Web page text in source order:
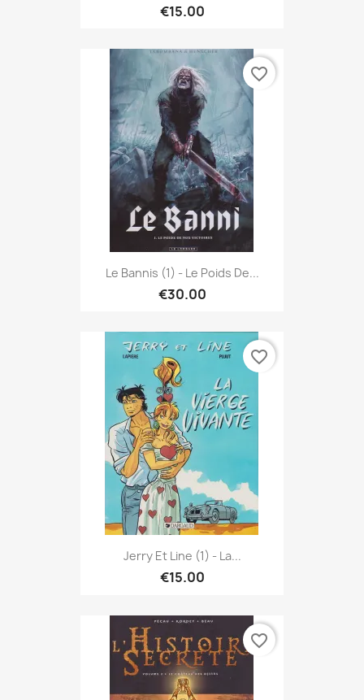
€15.00
Le Bannis (1) - Le Poids De...
€30.00
favorite_border
Jerry Et Line (1) - La...
€15.00
favorite_border
favorite_border